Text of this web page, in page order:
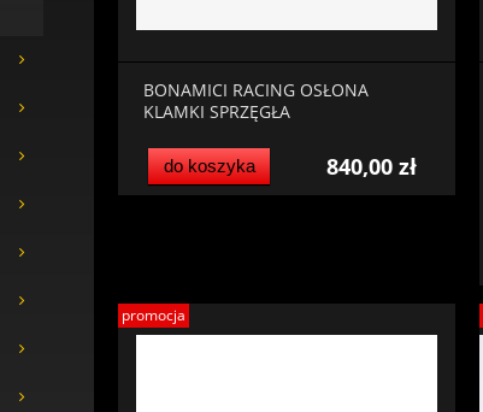
BONAMICI RACING OSŁONA
KLAMKI SPRZĘGŁA
840,00 zł
do koszyka
promocja